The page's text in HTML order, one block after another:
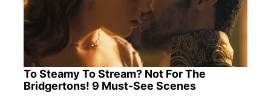
To Steamy To Stream? Not For The
Bridgertons! 9 Must-See Scenes